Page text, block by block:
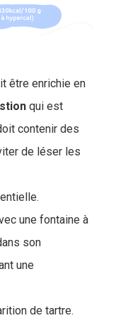
être enrichie en
qui est
contenir des
de léser les
une fontaine à
son
une
de tartre.